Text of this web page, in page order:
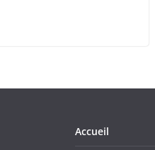
Accueil